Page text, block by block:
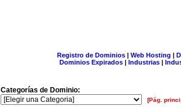
Registro de Dominios| Web Hosting |
Dominios Expirados | Industrias |
Categorías de Dominio:
[Pág.